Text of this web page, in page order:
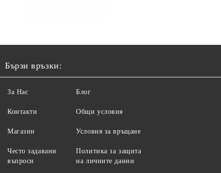
Бързи връзки:
За Нас
Контакти
Магазин
Често задавани
въпроси
Блог
Общи условия
Условия за връщане
Политика за защита
на личните данни